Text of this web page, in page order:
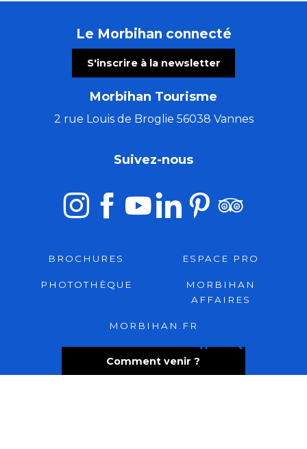
Le Morbihan connecté
S'inscrire à la newsletter
Morbihan Tourisme
2 rue Louis de Broglie 56038 Vannes
Comment venir ?
Suivez-nous
BROCHURES ESPACE PRO
PHOTOTHÈQUE
MORBIHAN
AFFAIRES
MORBIHAN.FR